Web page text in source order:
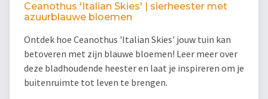
Ceanothus 'Italian Skies' | sierheester met
azuurblauwe bloemen
Ontdek hoe Ceanothus 'Italian Skies' jouw tuin kan
betoveren met zijn blauwe bloemen! Leer meer over
deze bladhoudende heester en laat je inspireren om je
buitenruimte tot leven te brengen.